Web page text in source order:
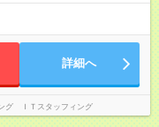
詳細へ
グ ＩＴスタッフィング